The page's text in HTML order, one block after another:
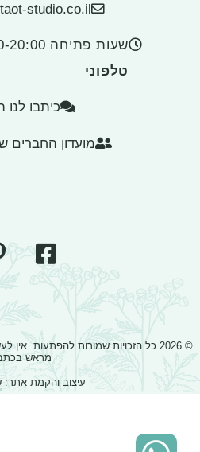
studio.co.il
שעות פתיחה 10:00-20:00
טלפוני
כיתבו לנו
מועדון החברים
© 2026 כל הזכויות שמורות להפתעות. אין
מראש בכתב.
עיצוב והקמת אתר: